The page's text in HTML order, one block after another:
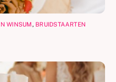
WINSUM, BRUIDSTAARTEN